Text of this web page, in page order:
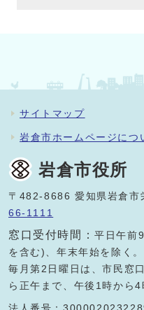
サイトマップ
岩倉市ホームページにつ
岩倉市役所
〒482-8686 愛知県岩倉
66-1111
窓口受付時間：平日午前
を含む)、年末年始を除く。
毎月第2日曜日は、市民窓
ら正午まで、午後1時から4